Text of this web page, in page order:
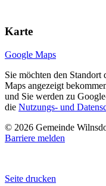
Karte
Google Maps
Sie möchten den Standort
Maps angezeigt
und Sie werden zu
die Nutzungs- und
© 2026 Gemeinde
Barriere melden
Seite drucken